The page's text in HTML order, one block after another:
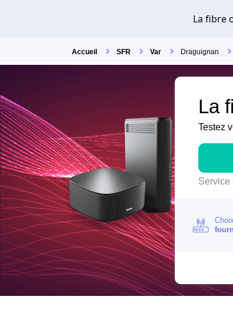
Accueil SFR Var Draguignan
La
Testez
Service